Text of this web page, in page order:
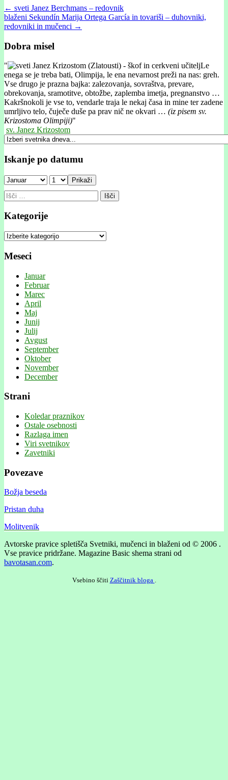
Post
navigation
← sveti Janez Berchmans – redovnik
blaženi Sekundín Marija Ortega García in tovariši – duhovniki,
redovniki in mučenci →
Dobra misel
"
Le
enega se je treba bati, Olimpija, le ena nevarnost preži na nas: greh.
Vse drugo je prazna bajka: zalezovanja, sovraštva, prevare,
obrekovanja, sramotitve, obtožbe, zaplemba imetja, pregnanstvo …
Kakršnokoli je vse to, vendarle traja le nekaj časa in mine ter zadene
umrljivo telo, čuječe duše pa prav nič ne okvari … (iz pisem sv.
Krizostoma Olimpiji)"
sv. Janez Krizostom
Iskanje po datumu
Prikaži
Išči:
Kategorije
Kategorije
Meseci
Januar
Februar
Marec
April
Maj
Junij
Julij
Avgust
September
Oktober
November
December
Strani
Koledar praznikov
Ostale osebnosti
Razlaga imen
Viri svetnikov
Zavetniki
Povezave
Božja beseda
Pristan duha
Molitvenik
Avtorske pravice spletišča Svetniki, mučenci in blaženi od © 2006 .
Vse pravice pridržane. Magazine Basic shema strani od
bavotasan.com.
Vsebino ščiti Zaščitnik bloga .